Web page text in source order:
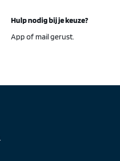
Hulp nodig bij je keuze?
App of mail gerust.